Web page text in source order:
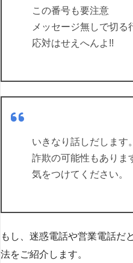
この番号も要注意
メッセージ無しで切る
応対はせえへんよ!!
いきなり話しだします。
詐欺の可能性もありま
気をつけてください。
もし、迷惑電話や営業電話だ
法をご紹介します。